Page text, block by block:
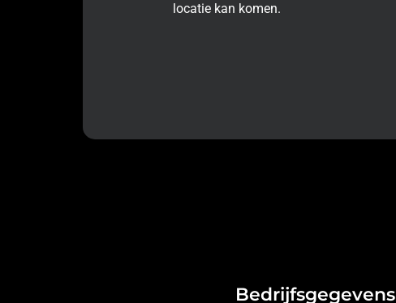
locatie kan komen.
Bedrijfsgegevens